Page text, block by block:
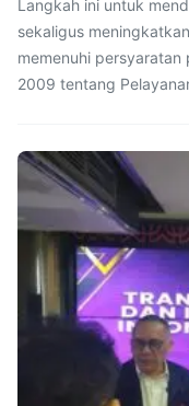
Langkah ini untuk
sekaligus
memenuhi
2009 tentang